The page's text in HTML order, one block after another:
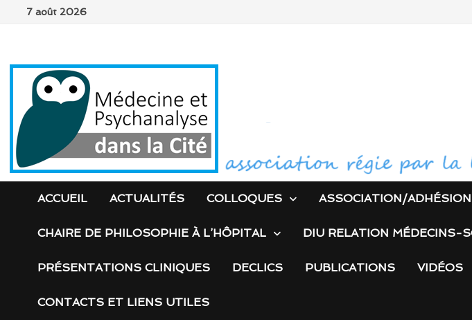
Passer7 août 2026
ACCUEIL ACTUALITÉS COLLOQUES ASSOCIATION/ADHÉSION
CHAIRE DE PHILOSOPHIE À L’HÔPITAL DIU RELATION MÉDECINS-
PRÉSENTATIONS CLINIQUES DECLICS PUBLICATIONS VIDÉOS
CONTACTS ET LIENS UTILES